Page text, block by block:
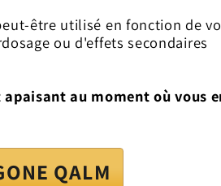
être utilisé en fonction de
ou d'effets secondaires
au moment où vous
QALM